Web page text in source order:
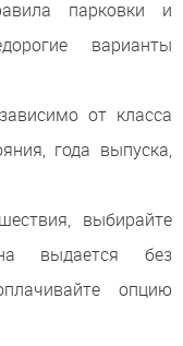
парковки и
варианты
от класса
года выпуска,
выбирайте
выдается без
опцию